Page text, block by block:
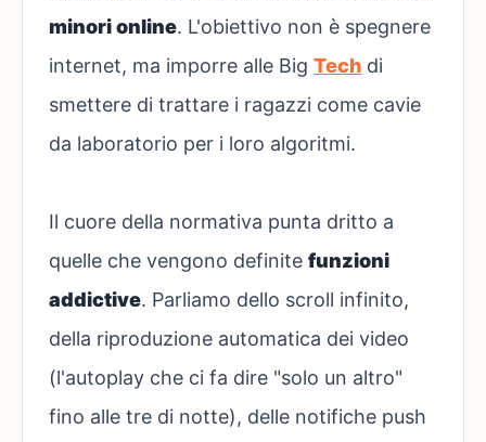
minori online. L'obiettivo non è spegnere
internet, ma imporre alle Big Tech di
smettere di trattare i ragazzi come cavie
da laboratorio per i loro algoritmi.
Il cuore della normativa punta dritto a
quelle che vengono definite funzioni
addictive. Parliamo dello scroll infinito,
della riproduzione automatica dei video
(l'autoplay che ci fa dire "solo un altro"
fino alle tre di notte), delle notifiche push